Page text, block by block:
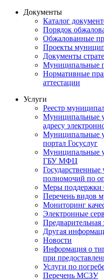
Документы
Каталог
Порядок
Обжалованные
Проекты
Документы
Муниципальные
Нормативные
аттестации
Услуги
Реестр
Муниципальные
адресу
Муниципальные
портал Госуслуг
Муниципальные
ГБУ МФЦ
полномочий по
Меры
Перечень видов
Мониторинг
Электронные
Предварительная
Другая
Новости
Информация о
при
Услуги по
Перечень МСЗУ